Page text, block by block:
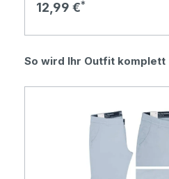
Regulärer Preis:
12,99 €
Produktgalerie überspringen
So wird Ihr Outfit komplett